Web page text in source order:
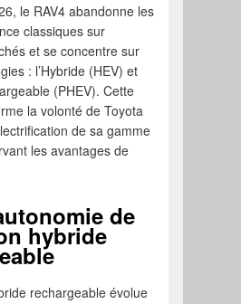
le RAV4 abandonne les
classiques sur
et se concentre sur
: l’Hybride (HEV) et
(PHEV). Cette
la volonté de Toyota
de sa gamme
les avantages de
de
hybride
rechargeable évolue